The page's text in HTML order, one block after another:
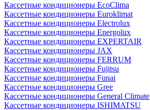
Кассетные кондиционеры EcoClima
Кассетные кондиционеры Euroklimat
Кассетные кондиционеры Electrolux
Кассетные кондиционеры Energolux
Кассетные кондиционеры EXPERTAIR
Кассетные кондиционеры JAX
Кассетные кондиционеры FERRUM
Кассетные кондиционеры Fujitsu
Кассетные кондиционеры Funai
Кассетные кондиционеры Gree
Кассетные кондиционеры General Climate
Кассетные кондиционеры ISHIMATSU